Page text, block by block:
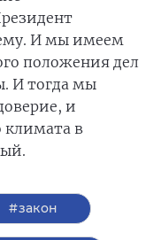
И мы имеем
положения дел
И тогда мы
и
климата в
#закон